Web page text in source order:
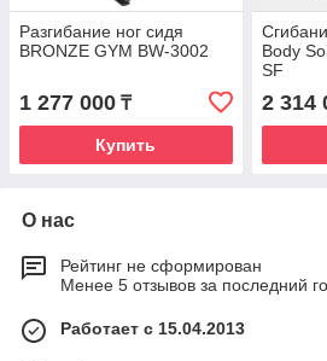
Разгибание ног сидя
BRONZE GYM BW-3002
1 277 000 ₸
Купить
Body
SF
2 314
О нас
Рейтинг не сформирован
Менее 5 отзывов за последний
Работает с 15.04.2013